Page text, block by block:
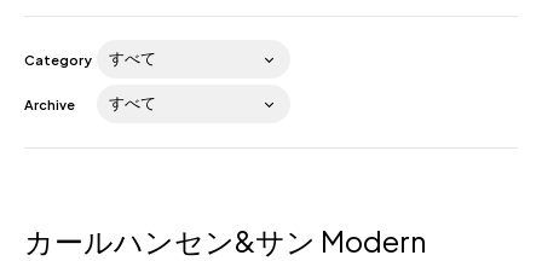
Blog
Category
Archive
カールハンセン&サン Modern